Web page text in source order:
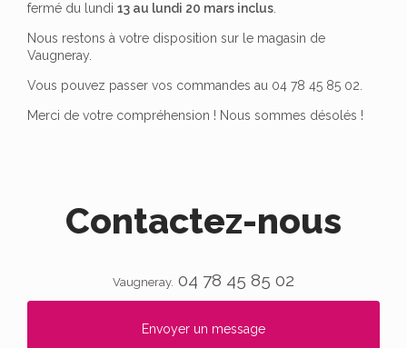
fermé du lundi 13 au lundi 20 mars inclus.
Nous restons à votre disposition sur le magasin de
Vaugneray.
Vous pouvez passer vos commandes au 04 78 45 85 02.
Merci de votre compréhension ! Nous sommes désolés !
Contactez-nous
Vaugneray. 04 78 45 85 02
Envoyer un message